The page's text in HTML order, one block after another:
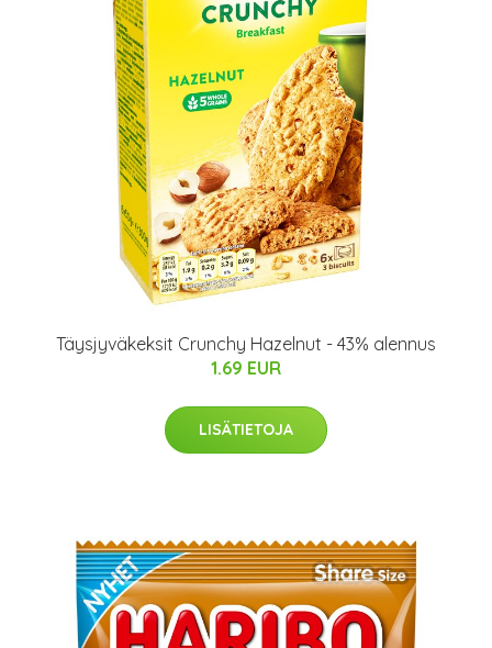
Täysjyväkeksit Crunchy Hazelnut - 43% alennus
1.69 EUR
LISÄTIETOJA